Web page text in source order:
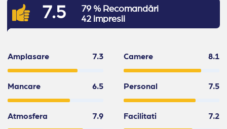
7.5
79 % Recomandări
42 impresii
Amplasare 7.3 Camere 8.1
Mancare 6.5 Personal 7.5
Atmosfera 7.9 Facilitati 7.2